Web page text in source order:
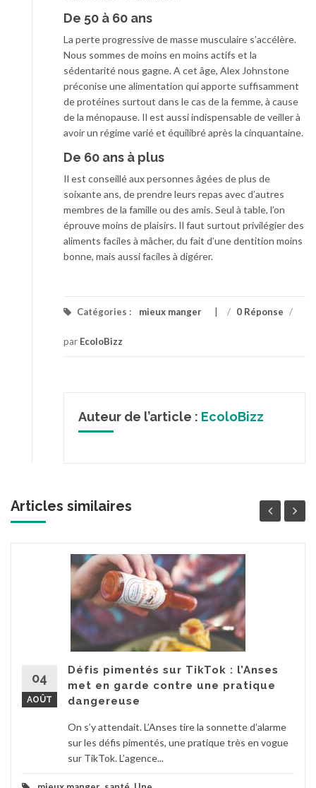
De 50 à 60 ans
La perte progressive de masse musculaire s’accélère.
Nous sommes de moins en moins actifs et la
sédentarité nous gagne. A cet âge, Alex Johnstone
préconise une alimentation qui apporte suffisamment
de protéines surtout dans le cas de la femme, à cause
de la ménopause. Il est aussi indispensable de veiller à
avoir un régime varié et équilibré après la cinquantaine.
De 60 ans à plus
Il est conseillé aux personnes âgées de plus de
soixante ans, de prendre leurs repas avec d’autres
membres de la famille ou des amis. Seul à table, l’on
éprouve moins de plaisirs. Il faut surtout privilégier des
aliments faciles à mâcher, du fait d’une dentition moins
bonne, mais aussi faciles à digérer.
Catégories : mieux manger / 0 Réponse /
par EcoloBizz
Auteur de l’article : EcoloBizz
Articles similaires
04
AOÛT
Défis pimentés sur TikTok : l’Anses
met en garde contre une pratique
dangereuse
On s’y attendait. L’Anses tire la sonnette d’alarme
sur les défis pimentés, une pratique très en vogue
sur TikTok. L’agence...